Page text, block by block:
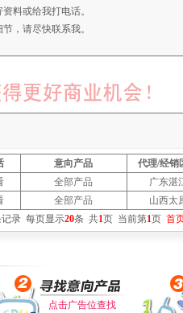
料或给我打电话。
，请尽快联系我。
意向产品
代理/经销
全部产品
广东湛
全部产品
山西太
录 每页显示20条 共1页 当前第1页 首
点击广告位查找